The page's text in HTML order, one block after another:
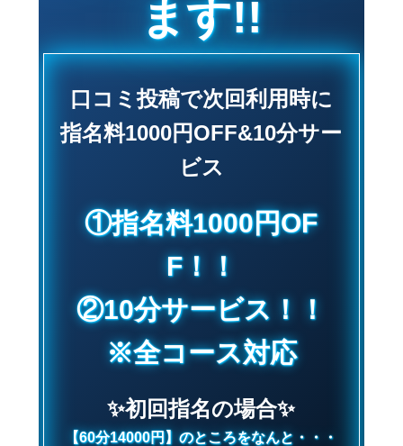
ます!!
口コミ投稿で次回利用時に
指名料1000円OFF&10分サー
ビス
①指名料1000円OF
F！！
②10分サービス！！
※全コース対応
✨初回指名の場合✨
【60分14000円】のところをなんと・・・